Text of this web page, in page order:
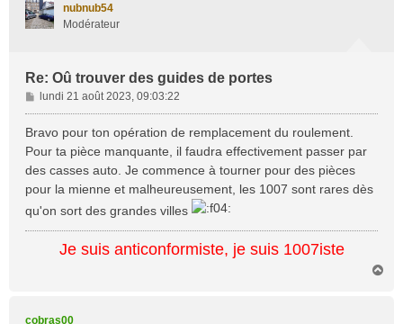
nubnub54
Modérateur
Re: Oû trouver des guides de portes
M
e
s
a
g
e
lundi 21 août 2023, 09:03:22
Bravo pour ton opération de remplacement du roulement.
Pour ta pièce manquante, il faudra effectivement passer par
des casses auto. Je commence à tourner pour des pièces
pour la mienne et malheureusement, les 1007 sont rares dès
qu'on sort des grandes villes
Je suis anticonformiste, je suis 1007iste
cobras00